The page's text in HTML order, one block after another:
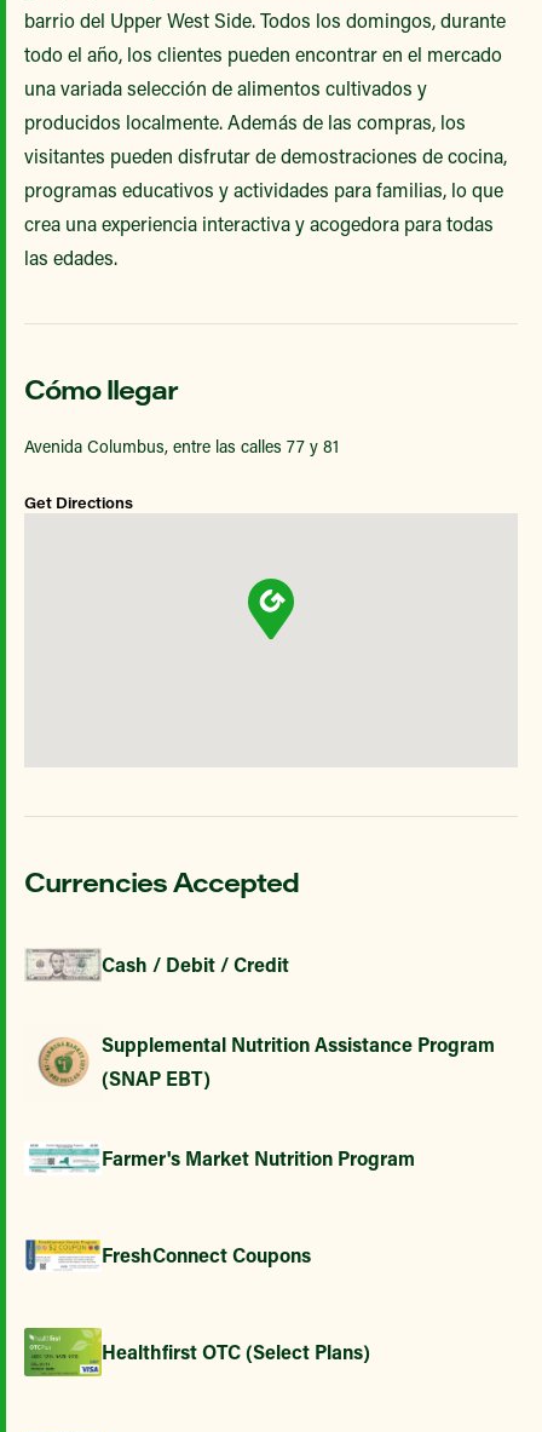
barrio del Upper West Side. Todos los domingos, durante
todo el año, los clientes pueden encontrar en el mercado
una variada selección de alimentos cultivados y
producidos localmente. Además de las compras, los
visitantes pueden disfrutar de demostraciones de cocina,
programas educativos y actividades para familias, lo que
crea una experiencia interactiva y acogedora para todas
las edades.
Cómo llegar
Avenida Columbus, entre las calles 77 y 81
Get Directions
Currencies Accepted
Cash / Debit / Credit
Supplemental Nutrition Assistance Program
(SNAP EBT)
Farmer's Market Nutrition Program
FreshConnect Coupons
Healthfirst OTC (Select Plans)